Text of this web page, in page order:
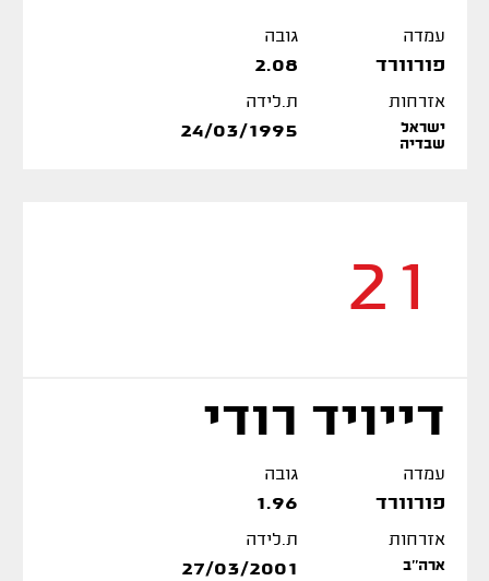
עמדה
פורוורד
גובה
2.08
אזרחות
ישראל
שבדיה
ת.לידה
24/03/1995
21
דייויד רודי
עמדה
פורוורד
גובה
1.96
אזרחות
ארה''ב
ת.לידה
27/03/2001